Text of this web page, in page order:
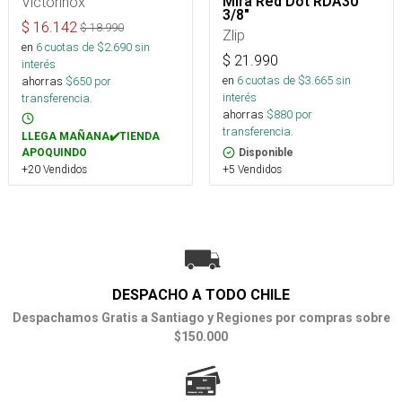
$ 16.142 $18.990
en 6cuotas de $2.690sin
interés
ahorras $650 por
transferencia.
LLEGA MAÑANA✔️TIENDA
APOQUINDO
+20 Vendidos
3/8"
Zlip
$ 21.990
en 6cuotas de $3.665sin
interés
ahorras $880 por
transferencia.
Disponible
+5 Vendidos
DESPACHO A TODO CHILE
Despachamos Gratis a Santiago y Regiones por compras sobre
$150.000